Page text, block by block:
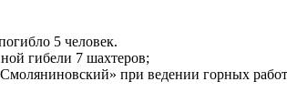
5 человек.
гибели 7 шахтеров;
при ведении горных